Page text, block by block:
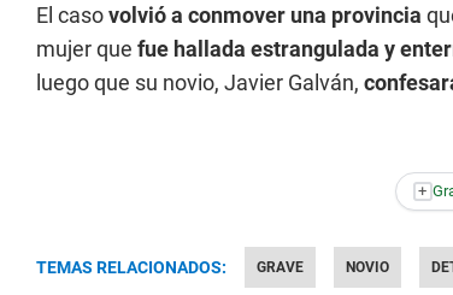
El casovolvió a conmover una provincia
mujer que fue hallada estrangulada y
luego que su novio, Javier Galván,
+
TEMAS RELACIONADOS: GRAVE NOVIO